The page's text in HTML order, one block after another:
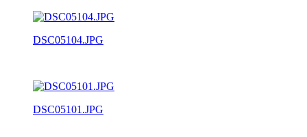
DSC05104.JPG
DSC05101.JPG